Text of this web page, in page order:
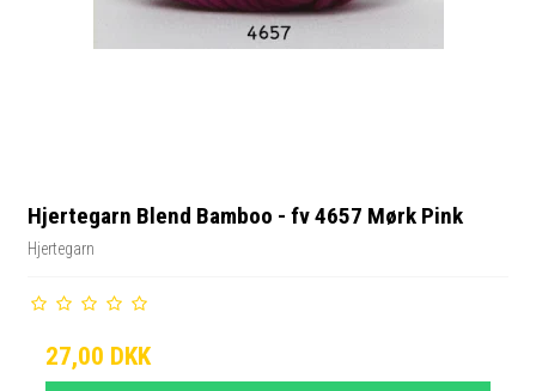
Hjertegarn Blend Bamboo - fv 4657 Mørk Pink
Hjertegarn
27,00 DKK